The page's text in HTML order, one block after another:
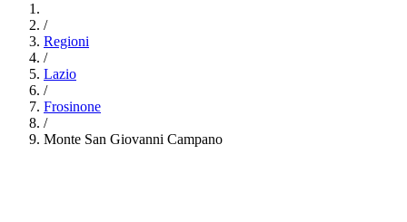
/
Regioni
/
Lazio
/
Frosinone
/
Monte San Giovanni Campano